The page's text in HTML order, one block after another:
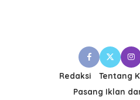
Redaksi Tentang
Pasang Iklan